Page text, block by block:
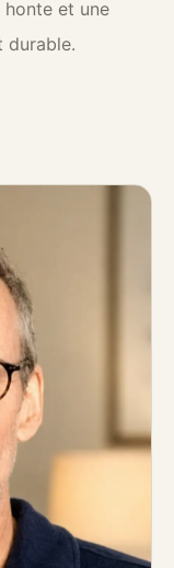
et une
durable.